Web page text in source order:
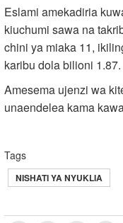
Eslami amekadiria
kiuchumi sawa na
chini ya miaka 11,
karibu dola bilioni 1.87.
Amesema ujenzi wa
unaendelea kama
Tags
NISHATI YA NYUKLIA